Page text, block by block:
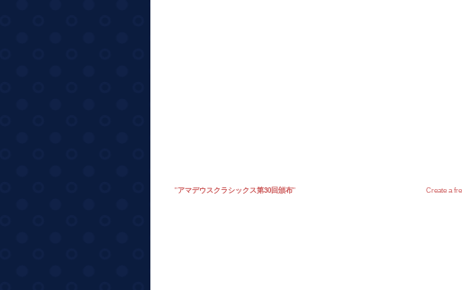
"アマデウスクラシックス第30回頒布" Create a